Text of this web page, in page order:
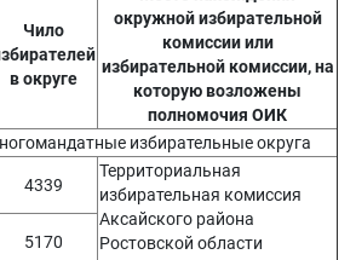
Чило
в округе
окружной избирательной
комиссии или
избирательной комиссии, на
которую возложены
полномочия ОИК
избирательные округа
4339
Территориальная
избирательная комиссия
Аксайского района
Ростовской области
5170